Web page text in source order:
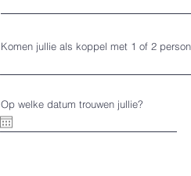
Komen jullie als koppel met 1 of 2
Op welke datum trouwen jullie?